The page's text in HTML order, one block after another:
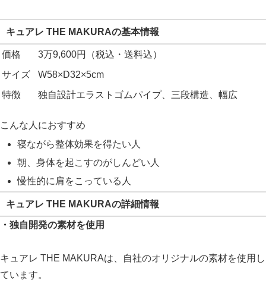
キュアレ THE MAKURAの基本情報
価格
3万9,600円（税込・送料込）
サイズ
W58×D32×5cm
特徴
独自設計エラストゴムパイプ、三段構造、幅広
こんな人におすすめ
寝ながら整体効果を得たい人
朝、身体を起こすのがしんどい人
慢性的に肩をこっている人
キュアレ THE MAKURAの詳細情報
・独自開発の素材を使用
キュアレ THE MAKURAは、自社のオリジナルの素材を使用し
ています。